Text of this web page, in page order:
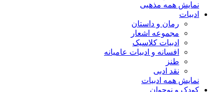
نمایش همه مذهبی
ادبیات
رمان و داستان
مجموعه اشعار
ادبیات کلاسیک
افسانه و ادبیات عامیانه
طنز
نقد ادبی
نمایش همه ادبیات
کودک و نوجوان